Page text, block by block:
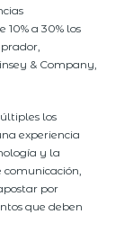
a 30% los
& Company,
los
experiencia
y la
por
que deben